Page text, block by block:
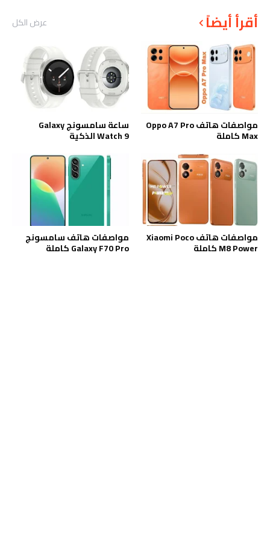
أقرأ أيضاً عرض الكل
مواصفات هاتف Oppo A7 Pro
Max كاملة
ساعة سامسونج Galaxy
Watch 9 الذكية
مواصفات هاتف Xiaomi Poco
M8 Power كاملة
مواصفات هاتف سامسونج
Galaxy F70 Pro كاملة